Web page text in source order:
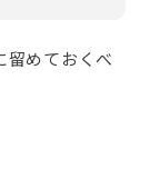
留めておくべ